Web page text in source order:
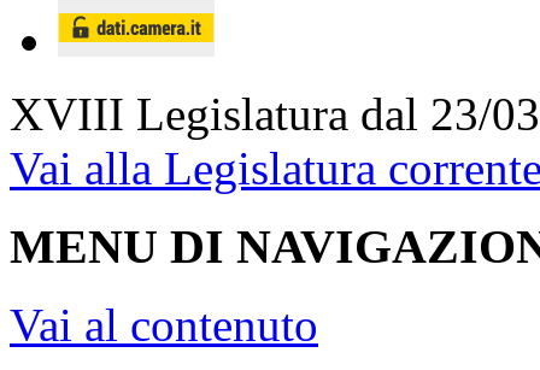
XVIII Legislatura dal 23/
Vai alla Legislatura
MENU DI
Vai al contenuto